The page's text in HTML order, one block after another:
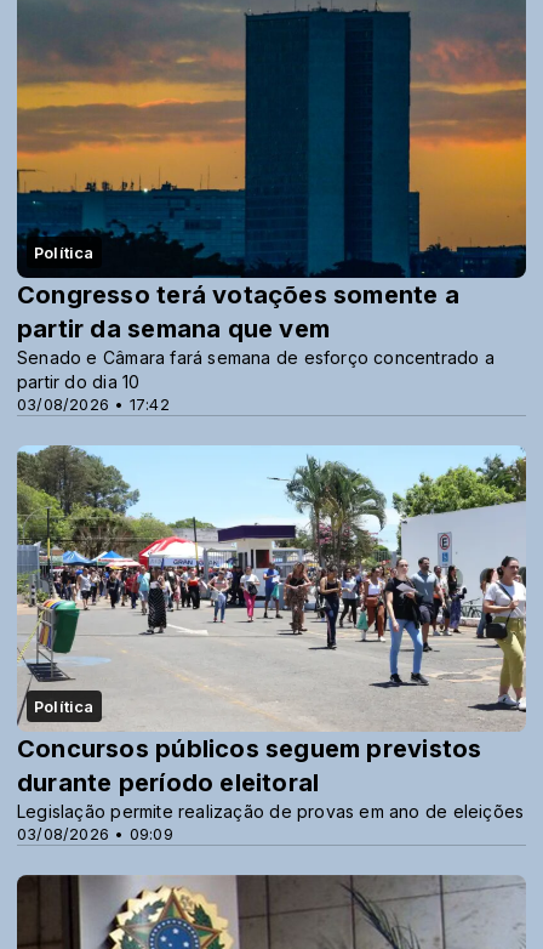
Política
03/08/2026 • 17:42
Congresso terá votações somente a
partir da semana que vem
Senado e Câmara fará semana de esforço concentrado a
partir do dia 10
Política
03/08/2026 • 09:09
Concursos públicos seguem previstos
durante período eleitoral
Legislação permite realização de provas em ano de eleições